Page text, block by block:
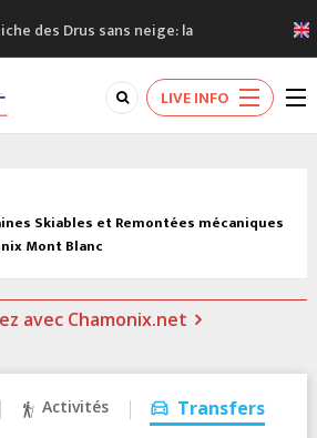
des Drus sans neige: la
en haute montagne
raisons pour visiter le nouveau
du Mont-Blanc
en montagne: 3 personnes sont
à Chamonix
Chamonix Vallée Classics Festival
LIVE INFO
Skiables et Remontées mécaniques
Mont Blanc
avec Chamonix.net
Activités Transfers